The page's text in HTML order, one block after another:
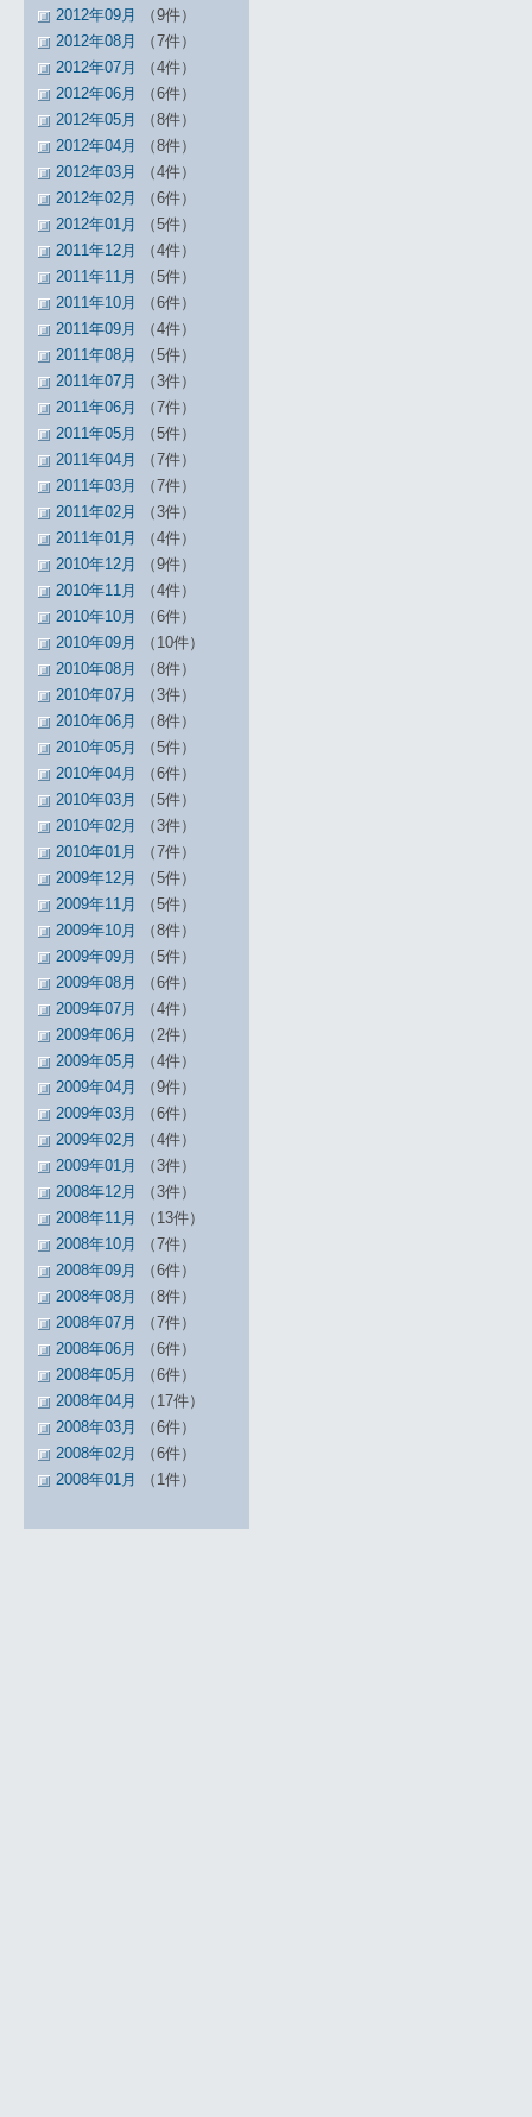
2012年09月
（9件）
2012年08月
（7件）
2012年07月
（4件）
2012年06月
（6件）
2012年05月
（8件）
2012年04月
（8件）
2012年03月
（4件）
2012年02月
（6件）
2012年01月
（5件）
2011年12月
（4件）
2011年11月
（5件）
2011年10月
（6件）
2011年09月
（4件）
2011年08月
（5件）
2011年07月
（3件）
2011年06月
（7件）
2011年05月
（5件）
2011年04月
（7件）
2011年03月
（7件）
2011年02月
（3件）
2011年01月
（4件）
2010年12月
（9件）
2010年11月
（4件）
2010年10月
（6件）
2010年09月
（10件）
2010年08月
（8件）
2010年07月
（3件）
2010年06月
（8件）
2010年05月
（5件）
2010年04月
（6件）
2010年03月
（5件）
2010年02月
（3件）
2010年01月
（7件）
2009年12月
（5件）
2009年11月
（5件）
2009年10月
（8件）
2009年09月
（5件）
2009年08月
（6件）
2009年07月
（4件）
2009年06月
（2件）
2009年05月
（4件）
2009年04月
（9件）
2009年03月
（6件）
2009年02月
（4件）
2009年01月
（3件）
2008年12月
（3件）
2008年11月
（13件）
2008年10月
（7件）
2008年09月
（6件）
2008年08月
（8件）
2008年07月
（7件）
2008年06月
（6件）
2008年05月
（6件）
2008年04月
（17件）
2008年03月
（6件）
2008年02月
（6件）
2008年01月
（1件）